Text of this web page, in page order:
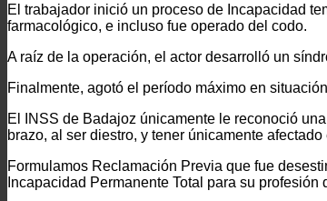
El trabajador inició un proceso de Incapacidad
farmacológico, e incluso fue operado del codo.
A raíz de la operación, el actor desarrolló un
Finalmente, agotó el período máximo en
El INSS de Badajoz únicamente le reconoció
brazo, al ser diestro, y tener únicamente
Formulamos Reclamación Previa que fue
Incapacidad Permanente Total para su profesión